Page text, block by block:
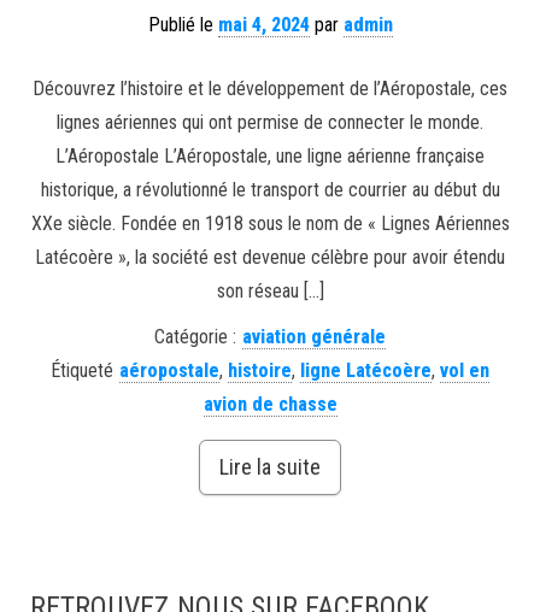
Publié le mai 4, 2024par admin
Découvrez l’histoire et le développement de l’Aéropostale, ces
lignes aériennes qui ont permise de connecter le monde.
L’Aéropostale L’Aéropostale, une ligne aérienne française
historique, a révolutionné le transport de courrier au début du
XXe siècle. Fondée en 1918 sous le nom de « Lignes Aériennes
Latécoère », la société est devenue célèbre pour avoir étendu
son réseau […]
Catégorie : aviation générale
Étiqueté aéropostale, histoire, ligne Latécoère, vol en
avion de chasse
Lire la suite